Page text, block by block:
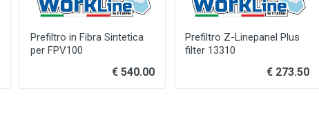
Prefiltro in Fibra Sintetica
per FPV100
€ 540.00
Prefiltro Z-Linepanel Plus
filter 13310
€ 273.50